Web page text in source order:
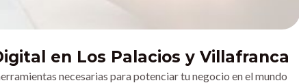
en Los Palacios y Villafranca
necesarias para potenciar tu negocio en el mundo